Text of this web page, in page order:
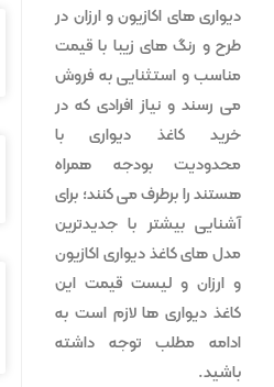
دیواری های اکازیون و ارزان در
طرح و رنگ های زیبا با قیمت
مناسب و استثنایی به فروش
می رسند و نیاز افرادی که در
خرید کاغذ دیواری با
محدودیت بودجه همراه
هستند را برطرف می کنند؛ برای
آشنایی بیشتر با جدیدترین
مدل های کاغذ دیواری اکازیون
و ارزان و لیست قیمت این
کاغذ دیواری ها لازم است به
ادامه مطلب توجه داشته
باشید.